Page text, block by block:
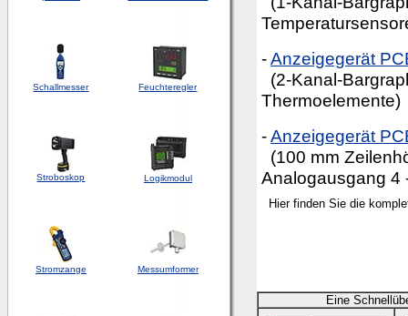
Schallmesser Feuchteregler
Stroboskop Logikmodul
Stromzange Messumformer
-Anzeigegerät
(2-Kanal-
Thermoelemente)
-Anzeigegerät
(100 mm
Analogausgang 4
Hier finden Sie die
Eine